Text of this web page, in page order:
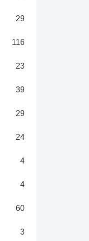
29
116
23
39
29
24
4
4
60
3